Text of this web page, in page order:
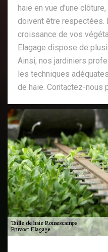
haie en vue d'une
doivent être respectées.
croissance de vos
Elagage dispose de
Ainsi, nos jardiniers
les techniques
de haie. Contactez-nous